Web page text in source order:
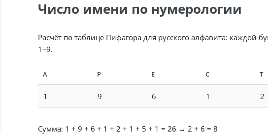
Число имени по нумерологии
Расчёт по таблице Пифагора для русского алфавита: каждой
1–9.
А Р Е С Т
1 9 6 1 2
Сумма: 1 + 9 + 6 + 1 + 2 + 1 + 5 + 1 = 26 → 2 + 6 = 8